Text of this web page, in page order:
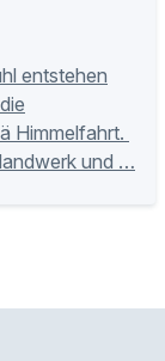
entstehen
Himmelfahrt.
und …